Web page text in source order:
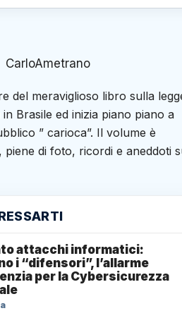
del meraviglioso libro sulla
Brasile ed inizia piano piano a
” carioca”. Il volume è
piene di foto, ricordi e aneddoti
attacchi informatici:
i “difensori”, l’allarme
per la Cybersicurezza